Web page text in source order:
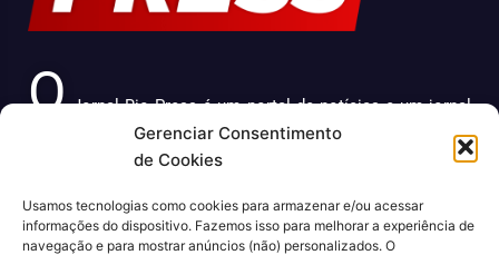
Gerenciar Consentimento
de Cookies
Usamos tecnologias como cookies para armazenar e/ou acessar
informações do dispositivo. Fazemos isso para melhorar a experiência de
navegação e para mostrar anúncios (não) personalizados. O
O Jornal Rio Press é um portal de notícias e um jornal
impresso que cobre diversas notícias sobre a cidade do
Rio de Janeiro. Com uma abordagem abrangente e
sobre política, economia, cultura, entre outros temas
relevantes para a população carioca. Além disso, o Jornal